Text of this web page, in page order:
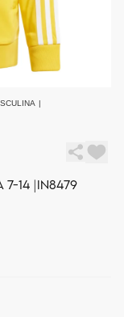
|
7-14 |IN8479